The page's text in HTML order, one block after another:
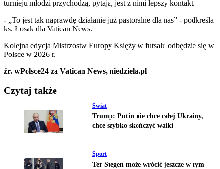
turnieju młodzi przychodzą, pytają, jest z nimi lepszy kontakt.
- „To jest tak naprawdę działanie już pastoralne dla nas” - podkreśla
ks. Łosak dla Vatican News.
Kolejna edycja Mistrzostw Europy Księży w futsalu odbędzie się w
Polsce w 2026 r.
źr. wPolsce24 za Vatican News, niedziela.pl
Czytaj także
Świat
Trump: Putin nie chce całej Ukrainy,
chce szybko skończyć walki
Sport
Ter Stegen może wrócić jeszcze w tym